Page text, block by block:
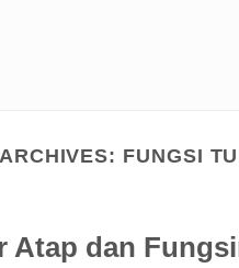
FUNGSI
Atap dan